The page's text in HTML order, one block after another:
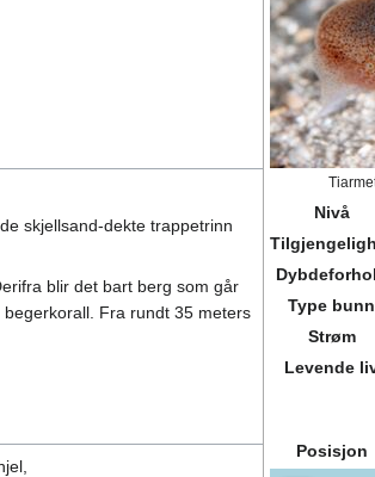
Nivå
Type bunn
Strøm
Levende
Posisjon
skjellsand-dekte trappetrinn
blir det bart berg som går
Fra rundt 35 meters